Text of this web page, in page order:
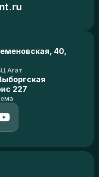
40,
Агат
227